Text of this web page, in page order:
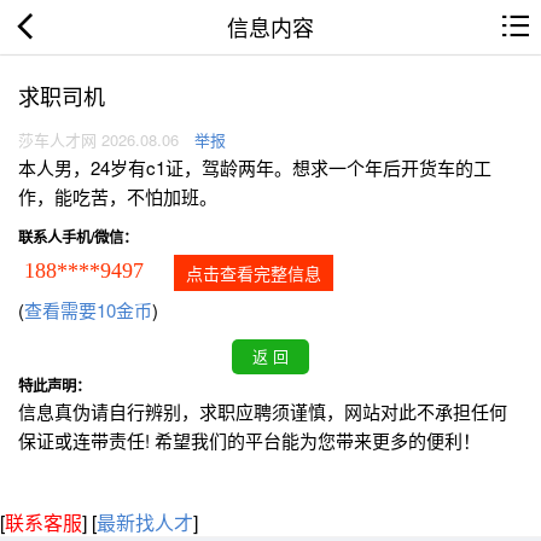
信息内容
求职司机
莎车人才网 2026.08.06 举报
本人男，24岁有c1证，驾龄两年。想求一个年后开货车的工
作，能吃苦，不怕加班。
联系人手机/微信：
188****9497 点击查看完整信息
(查看需要10金币)
特此声明：
信息真伪请自行辨别，求职应聘须谨慎，网站对此不承担任何
保证或连带责任! 希望我们的平台能为您带来更多的便利！
[联系客服] [最新找人才]